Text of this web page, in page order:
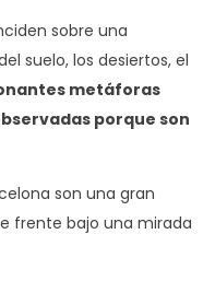
sobre una
suelo, los desiertos, el
metáforas
porque son
son una gran
frente bajo una mirada